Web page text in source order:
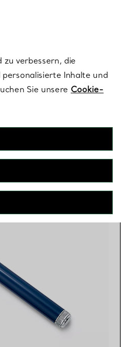
zur Auswahl eines
verbessern, die
Inhalte und
Sie unsere Cookie-